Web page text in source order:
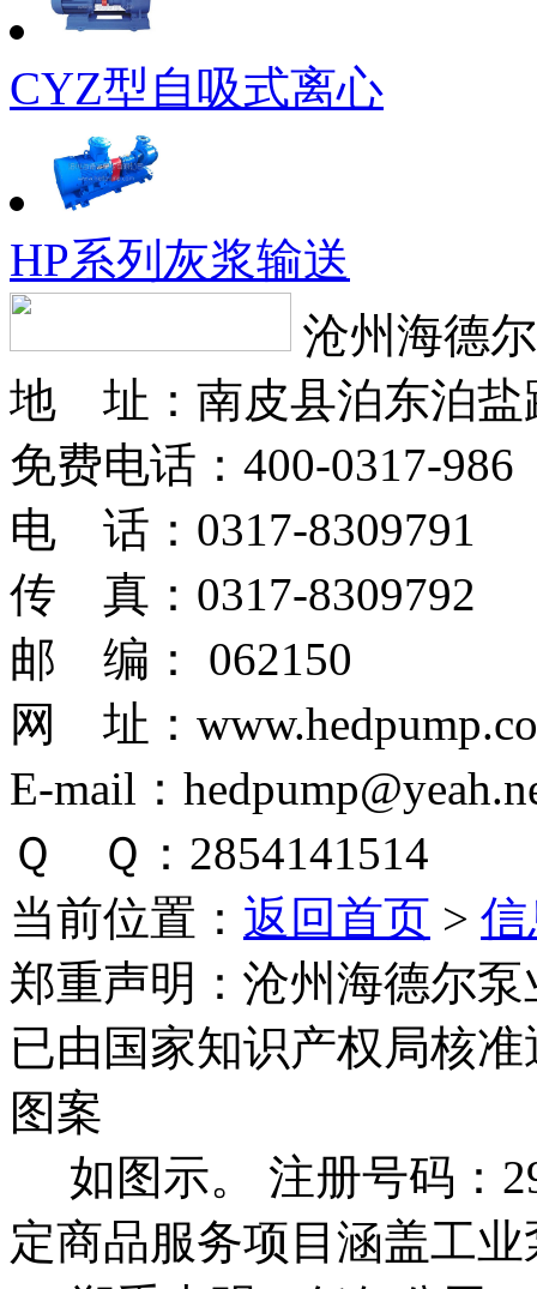
CYZ型自吸式离心
HP系列灰浆输送
沧州海德
地 址：南皮县泊东泊盐
免费电话：400-0317-986
电 话：0317-8309791
传 真：0317-8309792
邮 编： 062150
网 址：
E-mail：
Ｑ Ｑ：2854141514
当前位置： 返回首页 >
郑重声明： 沧州海德尔
已由国家知识产权局核
图案
如图示。 注册号码：
定商品服务项目涵盖工